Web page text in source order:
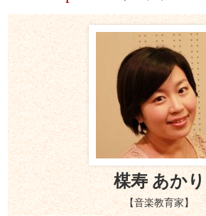
楳寿 あかり
【音楽教育家】